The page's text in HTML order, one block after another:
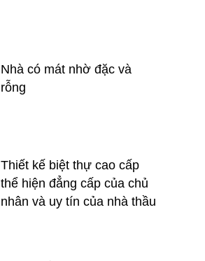
Nhà có mát nhờ đặc và
rỗng
Thiết kế biệt thự cao cấp
thể hiện đẳng cấp của chủ
nhân và uy tín của nhà thầu